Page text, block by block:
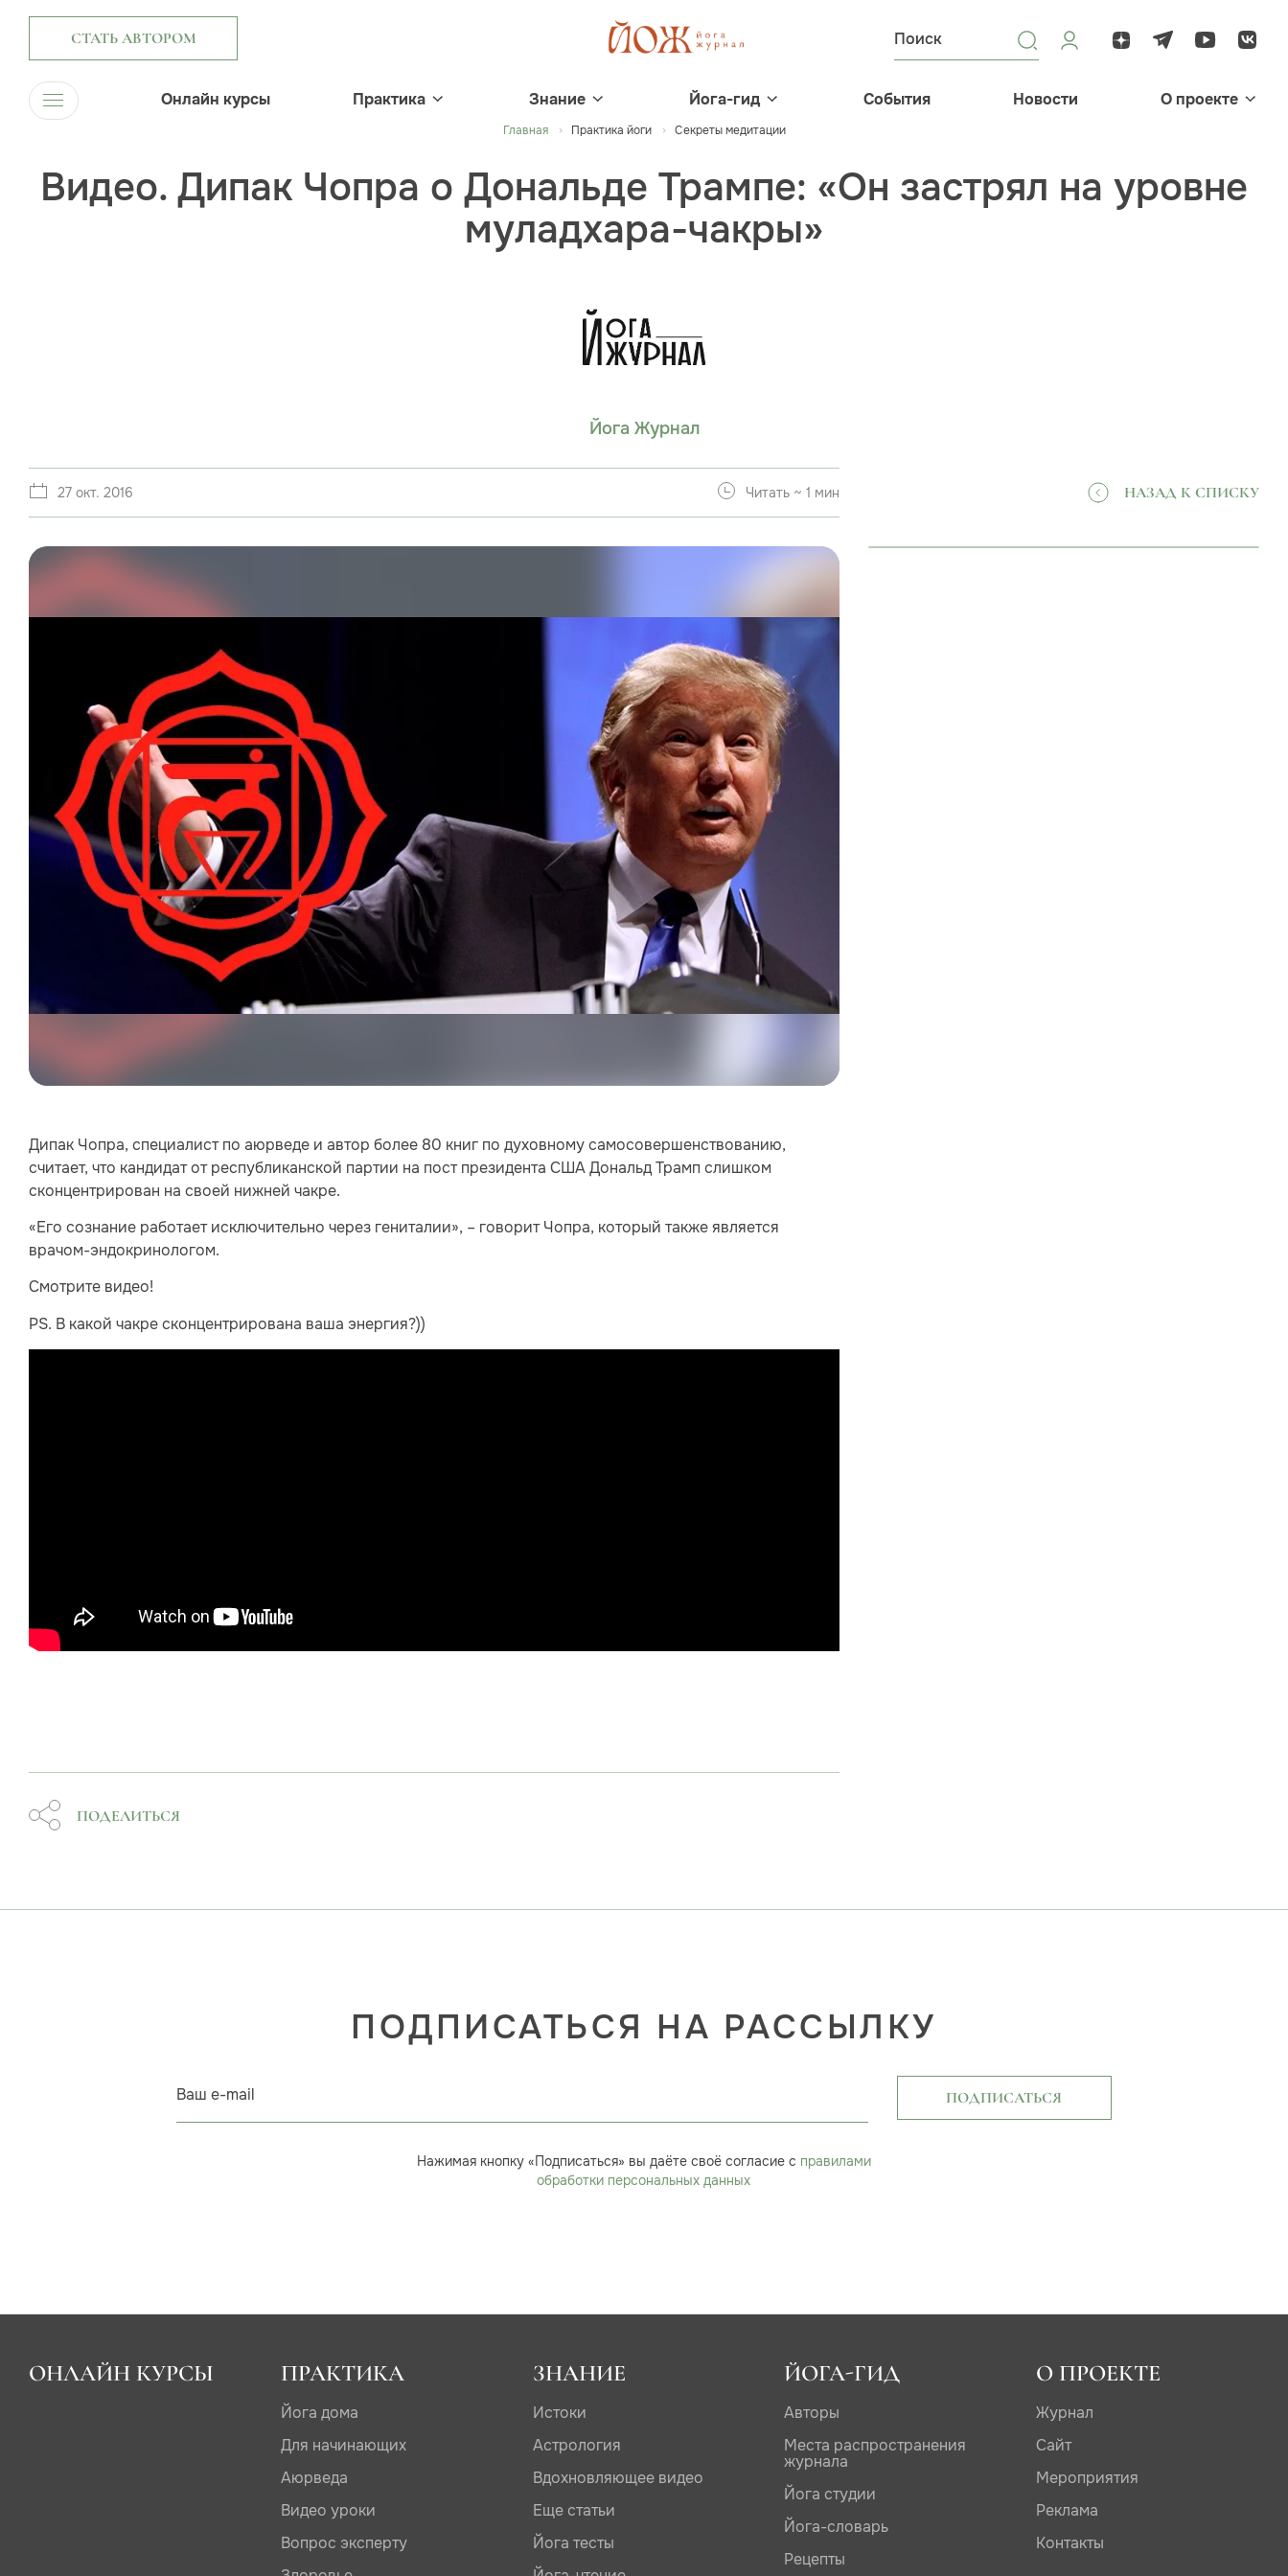
СТАТЬ АВТОРОМ
Онлайн курсы Практика Знание Йога-гид События Новости О проекте
Главная Практика йоги Секреты медитации
Видео. Дипак Чопра о Дональде Трампе: «Он застрял на уровне
муладхара-чакры»
Йога Журнал
27 окт. 2016 Читать ~ 1 мин НАЗАД К СПИСКУ
Дипак Чопра, специалист по аюрведе и автор более 80 книг по духовному самосовершенствованию,
считает, что кандидат от республиканской партии на пост президента США Дональд Трамп слишком
сконцентрирован на своей нижней чакре.
«Его сознание работает исключительно через гениталии», – говорит Чопра, который также является
врачом-эндокринологом.
Смотрите видео!
PS. В какой чакре сконцентрирована ваша энергия?))
ПОДЕЛИТЬСЯ
ПОДПИСАТЬСЯ НА РАССЫЛКУ
Ваш e-mail ПОДПИСАТЬСЯ
Нажимая кнопку «Подписаться» вы даёте своё согласие с правилами
обработки персональных данных
ОНЛАЙН КУРСЫ ПРАКТИКА
Йога дома
Для начинающих
Аюрведа
Видео уроки
Вопрос эксперту
ЗНАНИЕ
Истоки
Астрология
Вдохновляющее видео
Еще статьи
Йога тесты
ЙОГА-ГИД
Авторы
Места распространения
журнала
Йога студии
Йога-словарь
Рецепты
О ПРОЕКТЕ
Журнал
Сайт
Мероприятия
Реклама
Контакты